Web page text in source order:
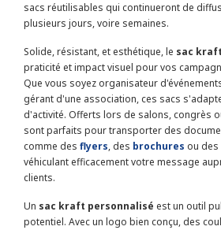
sacs réutilisables qui continueront de
plusieurs jours, voire semaines.
Solide, résistant, et esthétique, le sac
praticité et impact visuel pour vos
Que vous soyez organisateur
gérant d'une association, ces sacs
d'activité. Offerts lors de salons, congrès
sont parfaits pour transporter des
comme des flyers, des brochures ou
véhiculant efficacement votre message
clients.
Un sac kraft personnalisé est un outil
potentiel. Avec un logo bien conçu, des